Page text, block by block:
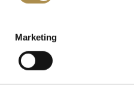
Marketing